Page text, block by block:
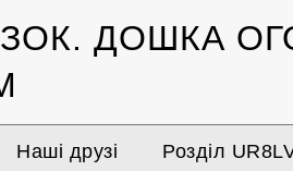
ДОШКА
Наші друзі Розділ